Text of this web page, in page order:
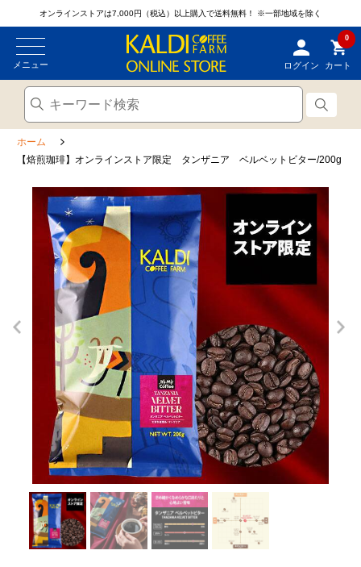
オンラインストアは7,000円（税込）以上購入で送料無料！ ※一部地域を除く
メニュー ログイン
0
カート
ホーム
【焙煎珈琲】オンラインストア限定 タンザニア ベルベットビター/200g